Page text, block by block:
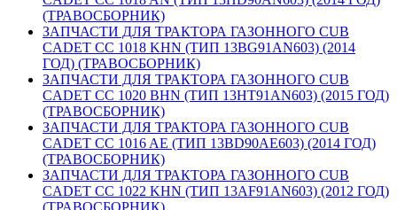
(ТРАВОСБОРНИК)
ЗАПЧАСТИ ДЛЯ ТРАКТОРА ГАЗОННОГО CUB
CADET CC 1018 KHN (ТИП 13BG91AN603) (2014
ГОД) (ТРАВОСБОРНИК)
ЗАПЧАСТИ ДЛЯ ТРАКТОРА ГАЗОННОГО CUB
CADET CC 1020 BHN (ТИП 13HT91AN603) (2015 ГОД)
(ТРАВОСБОРНИК)
ЗАПЧАСТИ ДЛЯ ТРАКТОРА ГАЗОННОГО CUB
CADET CC 1016 AE (ТИП 13BD90AE603) (2014 ГОД)
(ТРАВОСБОРНИК)
ЗАПЧАСТИ ДЛЯ ТРАКТОРА ГАЗОННОГО CUB
CADET CC 1022 KHN (ТИП 13AF91AN603) (2012 ГОД)
(ТРАВОСБОРНИК)